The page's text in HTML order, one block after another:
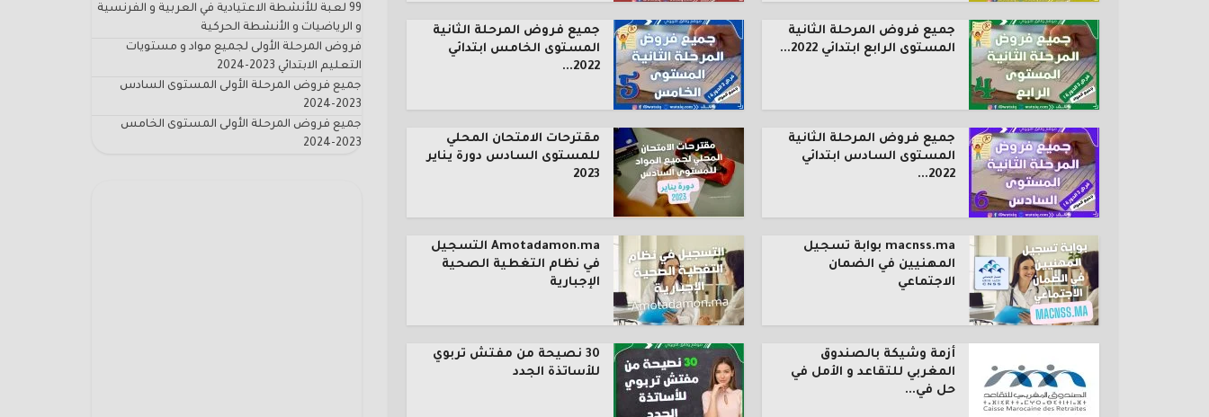
99 لعبة للأنشطة الاعتيادية في العربية و الفرنسية
و الرياضيات و الأنشطة الحركية
فروض المرحلة الأولى لجميع مواد و مستويات
التعليم الابتدائي 2023-2024
جميع فروض المرحلة الأولى المستوى السادس
2023-2024
جميع فروض المرحلة الأولى المستوى الخامس
2023-2024
جميع فروض المرحلة الثانية
المستوى الرابع ابتدائي 2022...
جميع فروض المرحلة الثانية
المستوى الخامس ابتدائي
2022...
جميع فروض المرحلة الثانية
المستوى السادس ابتدائي
2022...
مقترحات الامتحان المحلي
للمستوى السادس دورة يناير
2023
macnss.ma بوابة تسجيل
المهنيين في الضمان
الاجتماعي
Amotadamon.ma التسجيل
في نظام التغطية الصحية
الإجبارية
أزمة وشيكة بالصندوق
المغربي للتقاعد و الأمل في
حل في...
30 نصيحة من مفتش تربوي
للأساتذة الجدد